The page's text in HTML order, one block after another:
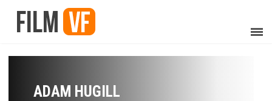
ADAM HUGILL